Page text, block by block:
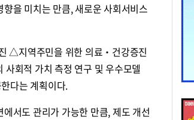
을 미치는 만큼, 새로운 사회서비스
△지역주민을 위한 의료‧건강증진
회적 가치 측정 연구 및 우수모델
다는 계획이다.
서도 관리가 가능한 만큼, 제도 개선